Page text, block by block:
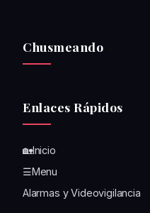
Chusmeando
Enlaces Rápidos
🏡Inicio
☰Menu
Alarmas y Videovigilancia